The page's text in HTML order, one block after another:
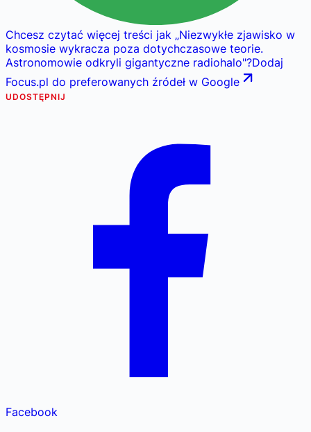
Chcesz czytać więcej treści jak „Niezwykłe zjawisko w
kosmosie wykracza poza dotychczasowe teorie.
Astronomowie odkryli gigantyczne radiohalo"?Dodaj
Focus.pl do preferowanych źródeł w Google
UDOSTĘPNIJ
Facebook